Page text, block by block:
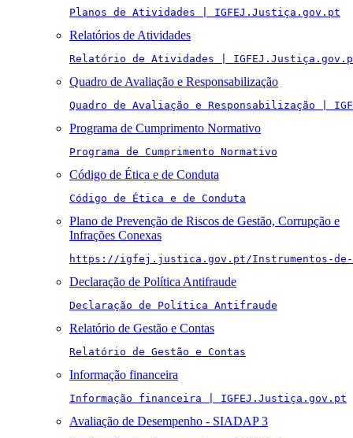
Planos de Atividades | IGFEJ.Justiça.gov.pt
Relatórios de Atividades
Relatório de Atividades |
Quadro de Avaliação e Responsabilização
Quadro de Avaliação e Responsabilização |
Programa de Cumprimento Normativo
Programa de Cumprimento Normativo
Código de Ética e de Conduta
Código de Ética e de Conduta
Plano de Prevenção de Riscos de Gestão, Corrupção e
Infrações Conexas
https://igfej.justica.gov.pt/Instrumentos-de-
Declaração de Política Antifraude
Declaração de Política Antifraude
Relatório de Gestão e Contas
Relatório de Gestão e Contas
Informação financeira
Informação financeira | IGFEJ.Justiça.gov.pt
Avaliação de Desempenho - SIADAP 3